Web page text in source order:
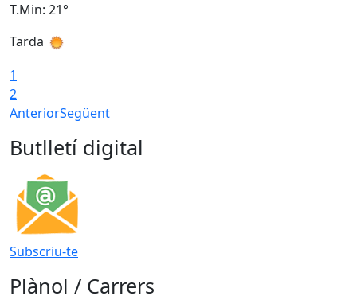
T.Min: 21°
Tarda
1
2
AnteriorSegüent
Butlletí digital
Subscriu-te
Plànol / Carrers